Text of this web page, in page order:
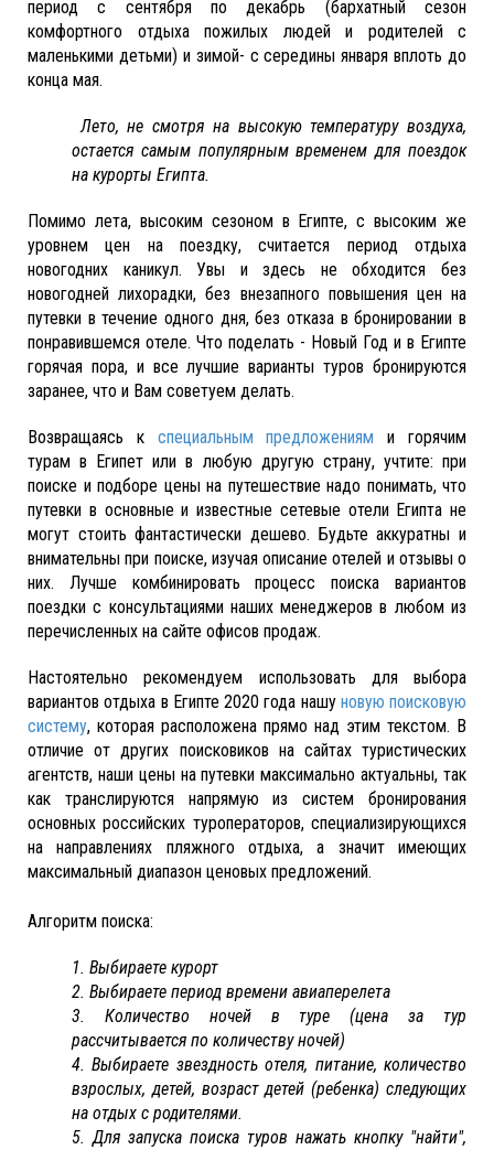
период с сентября по декабрь (бархатный сезон
комфортного отдыха пожилых людей и родителей с
маленькими детьми) и зимой- с середины января вплоть до
конца мая.
Лето, не смотря на высокую температуру воздуха,
остается самым популярным временем для поездок
на курорты Египта.
Помимо лета, высоким сезоном в Египте, с высоким же
уровнем цен на поездку, считается период отдыха
новогодних каникул. Увы и здесь не обходится без
новогодней лихорадки, без внезапного повышения цен на
путевки в течение одного дня, без отказа в бронировании в
понравившемся отеле. Что поделать - Новый Год и в Египте
горячая пора, и все лучшие варианты туров бронируются
заранее, что и Вам советуем делать.
Возвращаясь к специальным предложениям и горячим
турам в Египет или в любую другую страну, учтите: при
поиске и подборе цены на путешествие надо понимать, что
путевки в основные и известные сетевые отели Египта не
могут стоить фантастически дешево. Будьте аккуратны и
внимательны при поиске, изучая описание отелей и отзывы о
них. Лучше комбинировать процесс поиска вариантов
поездки с консультациями наших менеджеров в любом из
перечисленных на сайте офисов продаж.
Настоятельно рекомендуем использовать для выбора
вариантов отдыха в Египте 2020 года нашу новую поисковую
систему, которая расположена прямо над этим текстом. В
отличие от других поисковиков на сайтах туристических
агентств, наши цены на путевки максимально актуальны, так
как транслируются напрямую из систем бронирования
основных российских туроператоров, специализирующихся
на направлениях пляжного отдыха, а значит имеющих
максимальный диапазон ценовых предложений.
Алгоритм поиска:
1. Выбираете курорт
2. Выбираете период времени авиаперелета
3. Количество ночей в туре (цена за тур
рассчитывается по количеству ночей)
4. Выбираете звездность отеля, питание, количество
взрослых, детей, возраст детей (ребенка) следующих
на отдых с родителями.
5. Для запуска поиска туров нажать кнопку "найти",